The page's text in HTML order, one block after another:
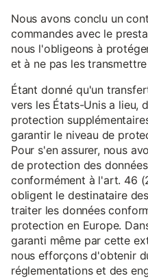
Nous avons conclu un
commandes avec le
nous l'obligeons à
et à ne pas les
Étant donné qu'un
vers les États-Unis a lieu,
protection
garantir le niveau de
Pour s'en assurer, nous
de protection des
conformément à l'art. 46
obligent le destinataire
traiter les données
protection en Europe.
garanti même par cette
nous efforçons d'obtenir
réglementations et des